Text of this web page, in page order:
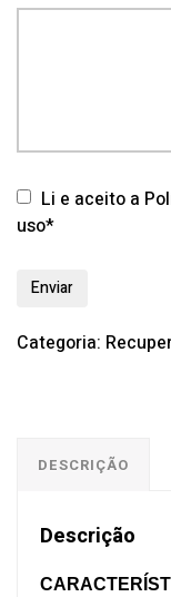
Li e aceito a
uso*
Categoria:
DESCRIÇÃO
Descrição